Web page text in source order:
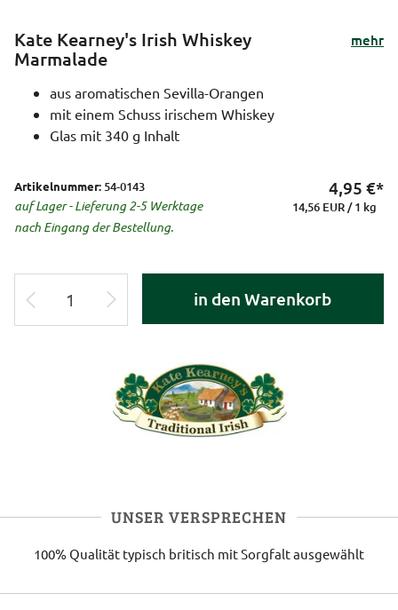
Kate Kearney's Irish Whiskey
Marmalade
mehr
aus aromatischen Sevilla-Orangen
mit einem Schuss irischem Whiskey
Glas mit 340 g Inhalt
Artikelnummer: 54-0143
auf Lager - Lieferung 2-5 Werktage
nach Eingang der Bestellung.
4,95 €*
14,56 EUR / 1 kg
in den Warenkorb
UNSER VERSPRECHEN
100% Qualität typisch britisch mit Sorgfalt ausgewählt